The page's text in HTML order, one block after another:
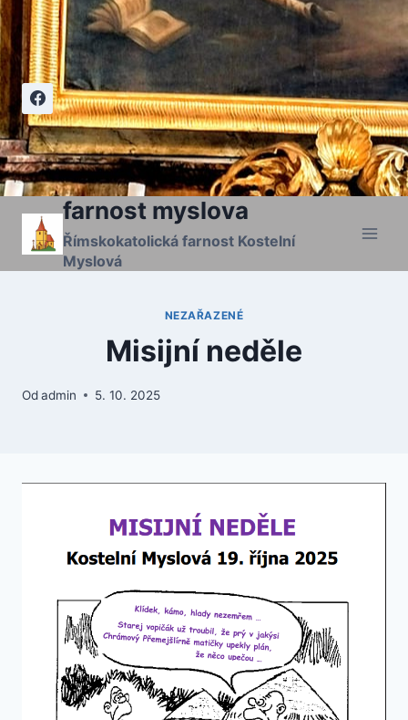
Přeskočit
na
obsah
farnost myslova
Římskokatolická farnost Kostelní
Myslová
NEZAŘAZENÉ
Misijní neděle
Odadmin 5. 10. 2025